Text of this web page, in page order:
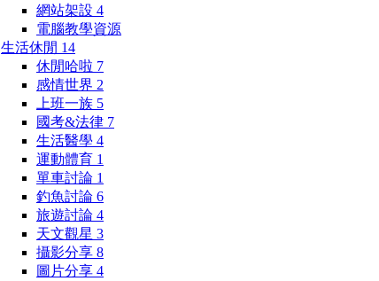
網站架設 4
電腦教學資源
生活休閒 14
休閒哈啦 7
感情世界 2
上班一族 5
國考&法律 7
生活醫學 4
運動體育 1
單車討論 1
釣魚討論 6
旅遊討論 4
天文觀星 3
攝影分享 8
圖片分享 4